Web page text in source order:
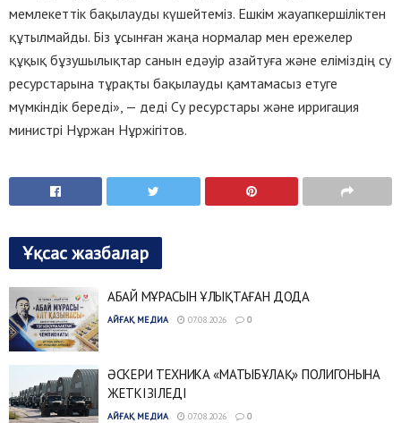
мемлекеттік бақылауды күшейтеміз. Ешкім жауапкершіліктен
құтылмайды. Біз ұсынған жаңа нормалар мен ережелер
құқық бұзушылықтар санын едәуір азайтуға және еліміздің су
ресурстарына тұрақты бақылауды қамтамасыз етуге
мүмкіндік береді», — деді Су ресурстары және ирригация
министрі Нұржан Нұржігітов.
Ұқсас жазбалар
АБАЙ МҰРАСЫН ҰЛЫҚТАҒАН ДОДА
АЙҒАҚ МЕДИА 07.08.2026 0
ӘСКЕРИ ТЕХНИКА «МАТЫБҰЛАҚ» ПОЛИГОНЫНА
ЖЕТКІЗІЛЕДІ
АЙҒАҚ МЕДИА 07.08.2026 0